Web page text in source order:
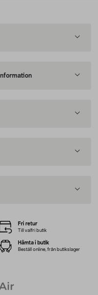
Fri retur
Till valfri butik
Hämta i butik
Beställ online, från butikslager